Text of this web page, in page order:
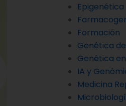
Epigenética
Formación
Genética
Genética
IA y
Medicina